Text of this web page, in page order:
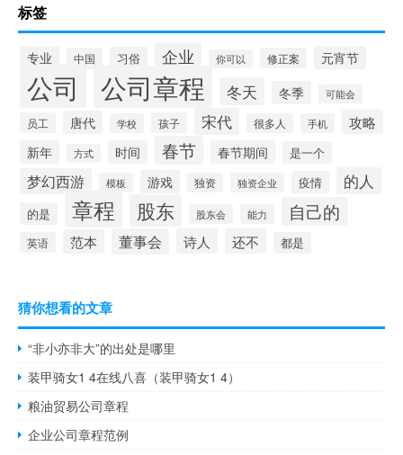
标签
专业 中国 习俗 企业 你可以 修正案 元宵节
公司 公司章程 冬天 冬季 可能会
员工 唐代 学校 孩子 宋代 很多人 手机 攻略
新年 方式 时间 春节 春节期间 是一个
梦幻西游 模板 游戏 独资 独资企业 疫情 的人
的是 章程 股东 股东会 能力 自己的
英语 范本 董事会 诗人 还不 都是
猜你想看的文章
“非小亦非大”的出处是哪里
装甲骑女1 4在线八喜（装甲骑女1 4）
粮油贸易公司章程
企业公司章程范例